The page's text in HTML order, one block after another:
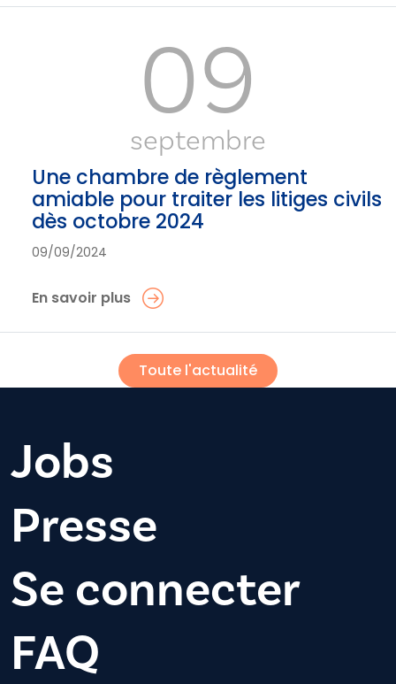
09
septembre
Une chambre de règlement
amiable pour traiter les litiges civils
dès octobre 2024
09/09/2024
En savoir plus
Toute l'actualité
Jobs
Presse
Se connecter
FAQ